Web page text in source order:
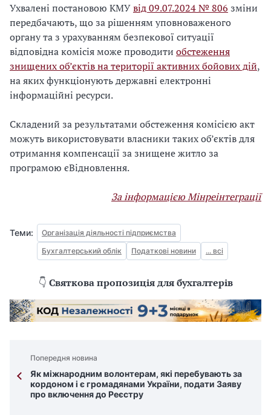
Ухвалені постановою КМУвід 09.07.2024 № 806 зміни
передбачають, що за рішенням уповноваженого
органу та з урахуванням безпекової ситуації
відповідна комісія може проводити обстеження
знищених об’єктів на території активних бойових дій,
на яких функціонують державні електронні
інформаційні ресурси.
Складений за результатами обстеження комісією акт
можуть використовувати власники таких об’єктів для
отримання компенсації за знищене житло за
програмою єВідновлення.
За інформацією Мінреінтеграції
Теми:
Організація діяльності підприємства
Бухгалтерський облік
Податкові новини ... всі
👇 Святкова пропозиція для бухгалтерів
Попередня новина
Як міжнародним волонтерам, які перебувають за
кордоном і є громадянами України, подати Заяву
про включення до Реєстру